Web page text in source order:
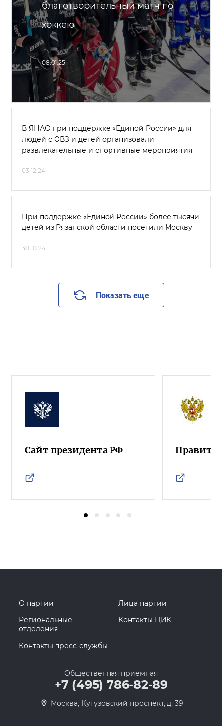
благотворительный матч по
хоккею
08.01.25
В ЯНАО при поддержке «Единой России» для
людей с ОВЗ и детей организовали
развлекательные и спортивные мероприятия
03.12.24
При поддержке «Единой России» более тысячи
детей из Рязанской области посетили Москву
30.10.24
Показать еще
Сайт президента РФ
О партии
Лица партии
Региональные
отделения
Контакты ЦИК
Контакты пресс-службы
Общественная приемная
+7 (495) 786-82-89
Москва, Кутузовский проспект, д. 39